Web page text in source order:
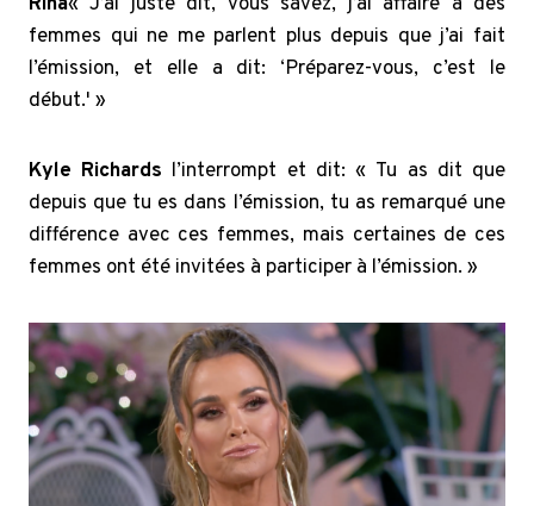
femmes qui ne me parlent plus depuis que j’ai fait
l’émission, et elle a dit: ‘Préparez-vous, c’est le
début.' »
Kyle Richards l’interrompt et dit: « Tu as dit que
depuis que tu es dans l’émission, tu as remarqué une
différence avec ces femmes, mais certaines de ces
femmes ont été invitées à participer à l’émission. »